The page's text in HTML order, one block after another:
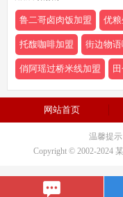
鲁二哥卤肉饭加盟 优
托馥咖啡加盟 街边物
俏阿瑶过桥米线加盟
网站首页
温馨提
Copyright © 2002-2024